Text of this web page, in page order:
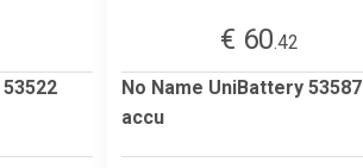
€ 60.42
No Name UniBattery 53587
accu